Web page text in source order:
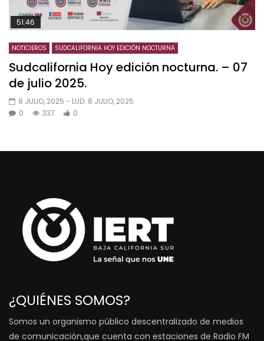
51:46
NOTICIEROS SUDCALIFORNIA HOY EDICIÓN NOCTURNA
Sudcalifornia Hoy edición nocturna. – 07
de julio 2025.
8 JULIO, 2025 - LUD: 8 JULIO, 2025
0
337 0
¿QUIÉNES SOMOS?
Somos un organismo público descentralizado de medios
de comunicación,que cuenta con estaciones de Radio FM